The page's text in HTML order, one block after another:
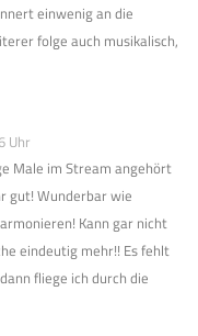
einwenig an die
folge auch musikalisch,
Uhr
Male im Stream angehört
gut! Wunderbar wie
Kann gar nicht
eindeutig mehr!! Es fehlt
fliege ich durch die